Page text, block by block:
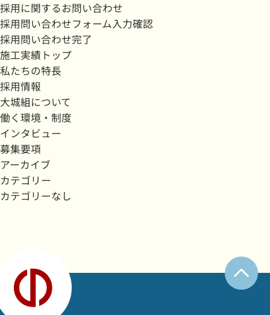
採用に関するお問い合わせ
採用問い合わせフォーム入力確認
採用問い合わせ完了
施工実績トップ
私たちの特長
採用情報
大城組について
働く環境・制度
インタビュー
募集要項
アーカイブ
カテゴリー
カテゴリーなし